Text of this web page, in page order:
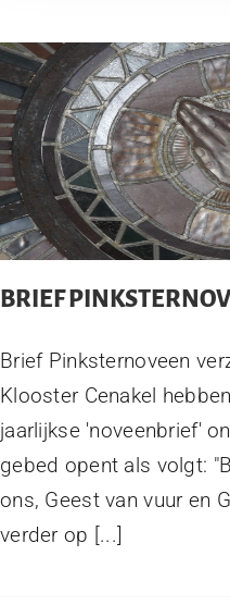
BRIEF
Brief Pinksternoveen
Klooster Cenakel
jaarlijkse 'noveenbrief'
gebed opent als volgt:
ons, Geest van vuur en
verder op [...]